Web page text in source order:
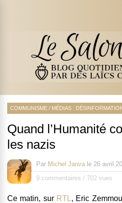
COMMUNISME / MÉDIAS :
Quand l’Humanité
les nazis
Par Michel Janva le 26 avril
9 commentaires / 702 vues
Ce matin, sur RTL, Eric